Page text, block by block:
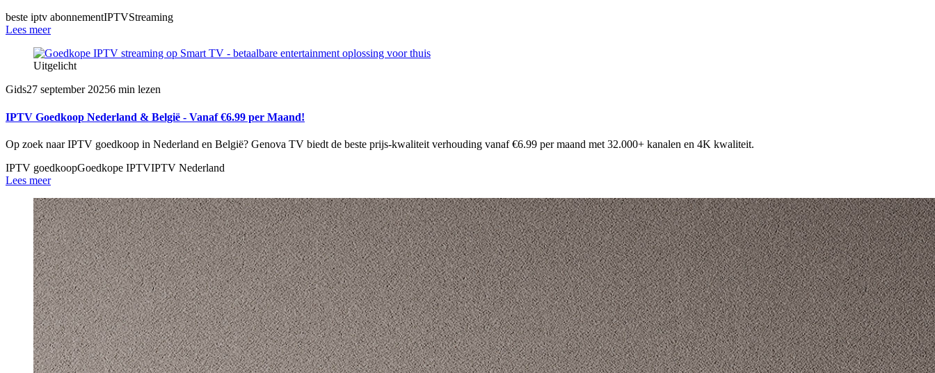
beste iptv abonnementIPTVStreaming
Lees meer
Uitgelicht
Gids27 september 20256 min lezen
IPTV Goedkoop Nederland & België - Vanaf €6.99 per Maand!
Op zoek naar IPTV goedkoop in Nederland en België? Genova TV biedt de beste prijs-kwaliteit verhouding vanaf €6.99 per maand met 32.000+ kanalen en 4K kwaliteit.
IPTV goedkoopGoedkope IPTVIPTV Nederland
Lees meer